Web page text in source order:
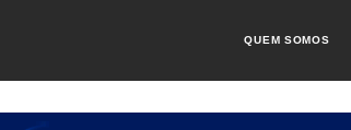
QUEM SOMOS